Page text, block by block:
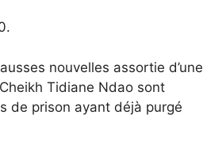
nouvelles assortie d’une
Tidiane Ndao sont
de prison ayant déjà purgé